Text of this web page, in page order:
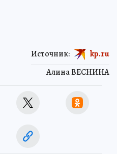
Алина ВЕСНИНА
Источник: kp.ru